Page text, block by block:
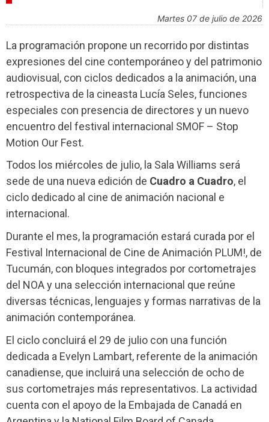
martes 07 de julio de 2026
La programación propone un recorrido por distintas
expresiones del cine contemporáneo y del patrimonio
audiovisual, con ciclos dedicados a la animación, una
retrospectiva de la cineasta Lucía Seles, funciones
especiales con presencia de directores y un nuevo
encuentro del festival internacional SMOF – Stop
Motion Our Fest.
Todos los miércoles de julio, la Sala Williams será
sede de una nueva edición de Cuadro a Cuadro, el
ciclo dedicado al cine de animación nacional e
internacional.
Durante el mes, la programación estará curada por el
Festival Internacional de Cine de Animación PLUM!, de
Tucumán, con bloques integrados por cortometrajes
del NOA y una selección internacional que reúne
diversas técnicas, lenguajes y formas narrativas de la
animación contemporánea.
El ciclo concluirá el 29 de julio con una función
dedicada a Evelyn Lambart, referente de la animación
canadiense, que incluirá una selección de ocho de
sus cortometrajes más representativos. La actividad
cuenta con el apoyo de la Embajada de Canadá en